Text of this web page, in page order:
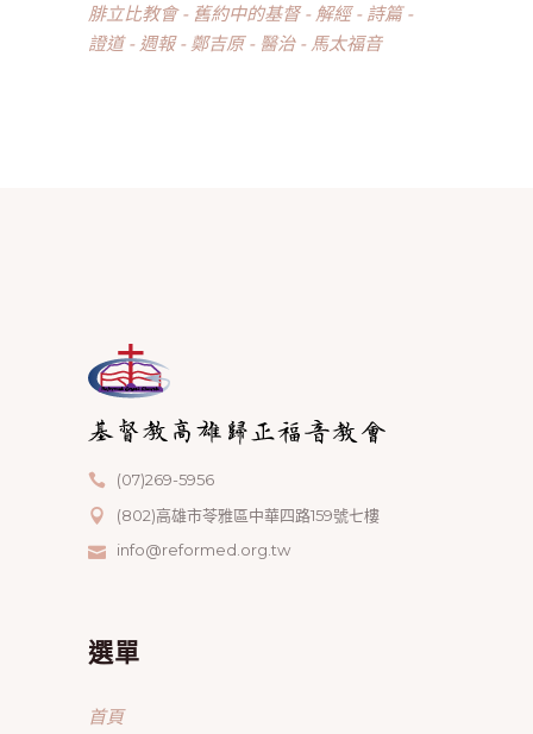
腓立比教會
舊約中的基督 解經
詩篇
證道
週報 鄭吉原 醫治 馬太福音
(07)269-5956
(802)高雄市苓雅區中華四路159號七樓
info@reformed.org.tw
選單
首頁